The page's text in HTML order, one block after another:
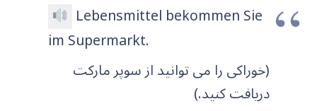
Lebensmittel bekommen Sie
im Supermarkt.
(خوراکی را می توانید از سوپر مارکت
دریافت کنید.)